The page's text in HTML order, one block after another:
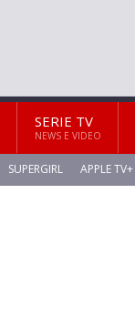
SERIE TV
NEWS E VIDEO
SUPERGIRL APPLE TV+